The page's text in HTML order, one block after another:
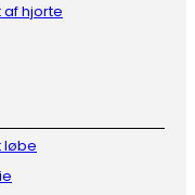
af hjorte
løbe